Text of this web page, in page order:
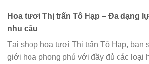
Hoa tươi Thị trấn Tô Hạp – Đa dạng
nhu cầu
Tại shop hoa tươi Thị trấn Tô Hạp, bạn
giới hoa phong phú với đầy đủ các loại